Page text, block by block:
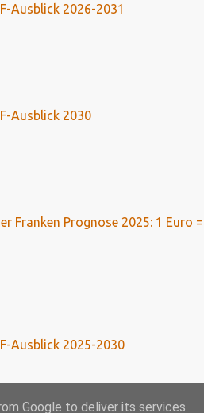
Ausblick 2026-2031
Ausblick 2030
Franken Prognose 2025: 1 Euro =
Ausblick 2025-2030
Google to deliver its services